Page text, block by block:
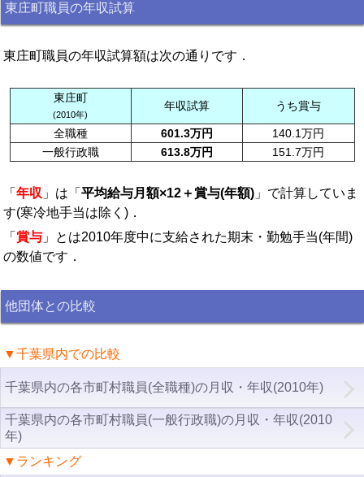
東庄町職員の年収試算
東庄町職員の年収試算額は次の通りです．
東庄町
(2010年)
年収試算 うち賞与
全職種 601.3万円
140.1万円
一般行政職
613.8万円 151.7万円
「 年収 」は「 平均給与月額×12＋賞与(年額) 」で計算していま
す(寒冷地手当は除く)．
「 賞与 」とは2010年度中に支給された期末・勤勉手当(年間)
の数値です．
他団体との比較
▼千葉県内での比較
千葉県内の各市町村職員(全職種)の月収・年収(2010年)
千葉県内の各市町村職員(一般行政職)の月収・年収(2010
年)
▼ランキング